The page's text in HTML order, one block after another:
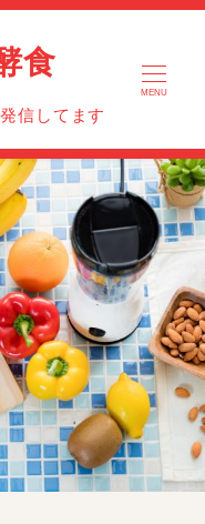
食
信してます
MENU